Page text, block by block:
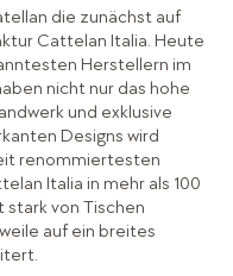
die zunächst auf
Cattelan Italia. Heute
Herstellern im
nicht nur das hohe
und exklusive
Designs wird
renommiertesten
Italia in mehr als 100
von Tischen
auf ein breites